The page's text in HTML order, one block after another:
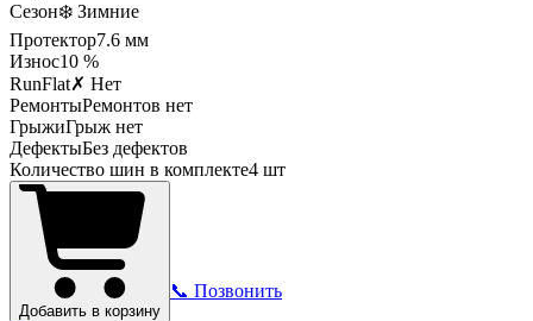
Сезон❄️ Зимние
Протектор7.6 мм
Износ10 %
RunFlat✗ Нет
РемонтыРемонтов нет
ГрыжиГрыж нет
ДефектыБез дефектов
Количество шин в комплекте4 шт
Добавить в корзину
📞 Позвонить